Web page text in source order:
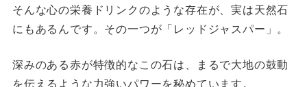
そんな心の栄養ドリンクのような存在が、実は天然石
にもあるんです。その一つが「レッドジャスパー」。
深みのある赤が特徴的なこの石は、まるで大地の鼓動
を伝えるような力強いパワーを秘めています。